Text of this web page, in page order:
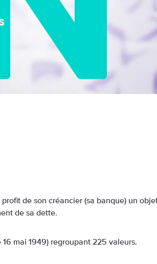
de son créancier (sa banque) un
de sa dette.
mai 1949) regroupant 225 valeurs.